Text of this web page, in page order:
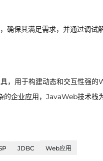
确保其满足需求，并通过调试
，用于构建动态和交互性强
的企业应用，JavaWeb技术
JDBC Web应用